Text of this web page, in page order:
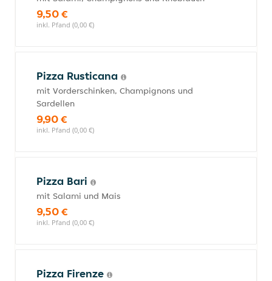
9,50 €
inkl. Pfand (0,00 €)
Pizza Rusticana
mit Vorderschinken, Champignons und
Sardellen
9,90 €
inkl. Pfand (0,00 €)
Pizza Bari
mit Salami und Mais
9,50 €
inkl. Pfand (0,00 €)
Pizza Firenze